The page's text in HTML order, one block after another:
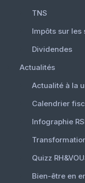
TNS
Impôts sur les
Dividendes
Actualités
Actualité à la
Calendrier
Infographie
Quizz
Bien-être en